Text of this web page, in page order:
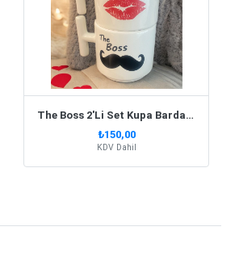
The Boss 2'Li Set Kupa Bardak T Kulp
₺150,00
KDV Dahil